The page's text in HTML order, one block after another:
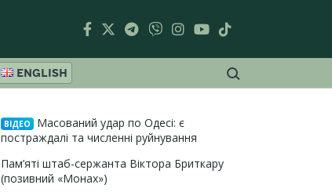
ENGLISH
ВІДЕО
Масований удар по Одесі: є
постраждалі та численні руйнування
Пам’яті штаб-сержанта Віктора Бриткару
(позивний «Монах»)